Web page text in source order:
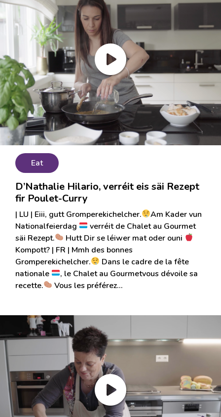
Eat
D’Nathalie Hilario, verréit eis säi Rezept
fir Poulet-Curry
| LU | Eiii, gutt Gromperekichelcher.
Am Kader vun
Nationalfeierdag
verréit de Chalet au Gourmet
säi Rezept.
Hutt Dir se léiwer mat oder ouni
Kompott? | FR | Mmh des bonnes
Gromperekichelcher.
Dans le cadre de la fête
nationale
, le Chalet au Gourmetvous dévoile sa
recette.
Vous les préférez…